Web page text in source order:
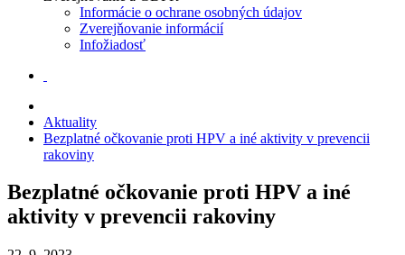
Informácie o ochrane osobných údajov
Zverejňovanie informácií
Infožiadosť
Aktuality
Bezplatné očkovanie proti HPV a iné aktivity v prevencii
rakoviny
Bezplatné očkovanie proti HPV a iné
aktivity v prevencii rakoviny